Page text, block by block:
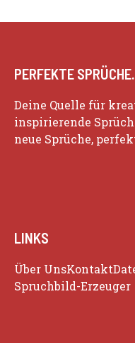
PERFEKTE
Deine Quelle für
inspirierende
neue Sprüche,
LINKS
Über UnsKontakt
Spruchbild-Erzeuger